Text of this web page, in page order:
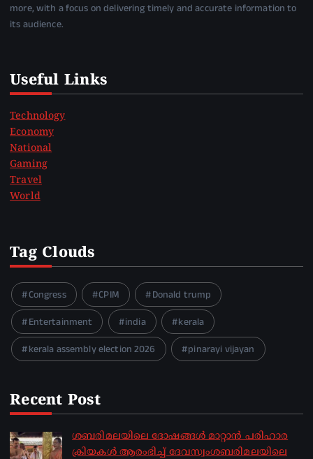
more, with a focus on delivering timely and accurate information to
its audience.
Useful Links
Technology
Economy
National
Gaming
Travel
World
Tag Clouds
Congress CPIM
Donald trump
Entertainment
india
kerala
kerala assembly election 2026
pinarayi vijayan
Recent Post
ശബരിമലയിലെ ദോഷങ്ങൾ മാറ്റാൻ പരിഹാര
ക്രിയകൾ ആരംഭിച്ച് ദേവസ്വംശബരിമലയിലെ